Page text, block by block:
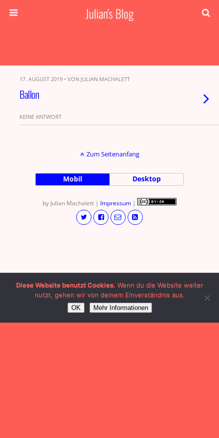
Julian's Blog
17. AUGUST 2019 • VON JULIAN MACHALETT
Ballon
KEINE ANTWORT
Zum Seitenanfang
Mobil Desktop
by Julian Machalett | Impressum |
Diese Website benutzt Cookies. Wenn du die Website weiter
nutzt, gehen wir von deinem Einverständnis aus.
OK Mehr Informationen